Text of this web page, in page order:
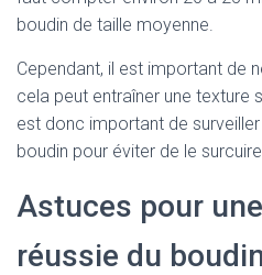
boudin de taille moyenne.
Cependant, il est important de
cela peut entraîner une texture
est donc important de
boudin pour éviter de le
Astuces pour
réussie du